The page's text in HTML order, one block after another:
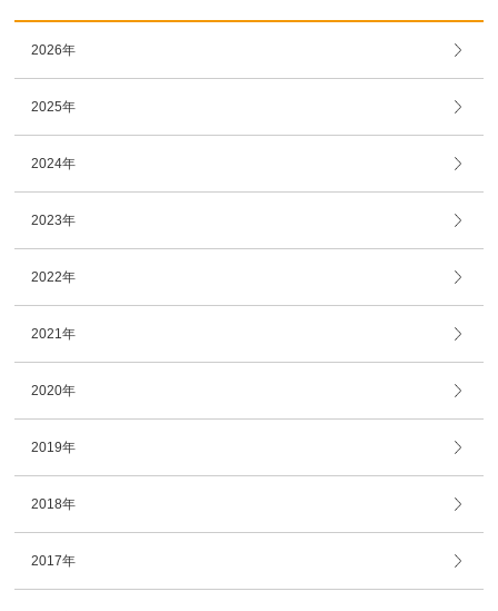
2026年
2025年
2024年
2023年
2022年
2021年
2020年
2019年
2018年
2017年